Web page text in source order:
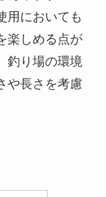
ォー
ツBB
タ